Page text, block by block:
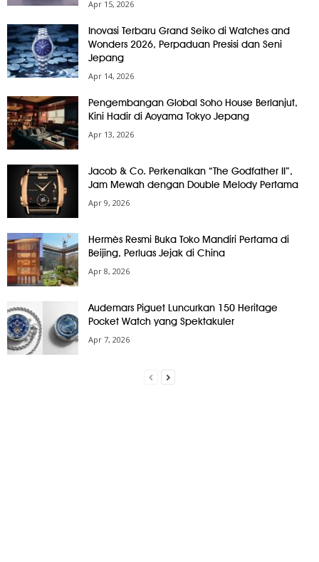
Apr 15, 2026
Inovasi Terbaru Grand Seiko di Watches and
Wonders 2026, Perpaduan Presisi dan Seni
Jepang
Apr 14, 2026
Pengembangan Global Soho House Berlanjut,
Kini Hadir di Aoyama Tokyo Jepang
Apr 13, 2026
Jacob & Co. Perkenalkan “The Godfather II”,
Jam Mewah dengan Double Melody Pertama
Apr 9, 2026
Hermès Resmi Buka Toko Mandiri Pertama di
Beijing, Perluas Jejak di China
Apr 8, 2026
Audemars Piguet Luncurkan 150 Heritage
Pocket Watch yang Spektakuler
Apr 7, 2026